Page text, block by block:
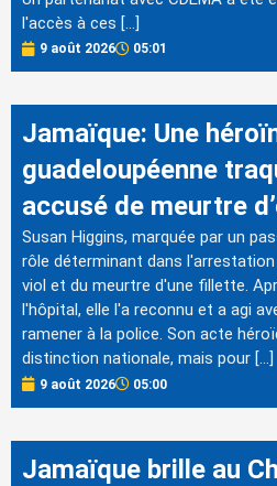
l'accès à ces […]
9 août 2026 05:01
Jamaïque: Une
guadeloupéenne
accusé de meurtre
Susan Higgins, marquée par un
rôle déterminant dans
viol et du meurtre d'une fillette.
l'hôpital, elle l'a reconnu et a agi
ramener à la police. Son acte
distinction nationale, mais pour […]
9 août 2026 05:00
Jamaïque brille au